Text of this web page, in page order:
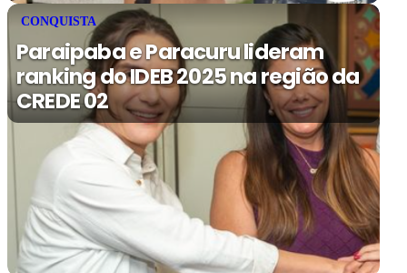
CONQUISTA
Paraipaba e Paracuru lideram
ranking do IDEB 2025 na região da
CREDE 02